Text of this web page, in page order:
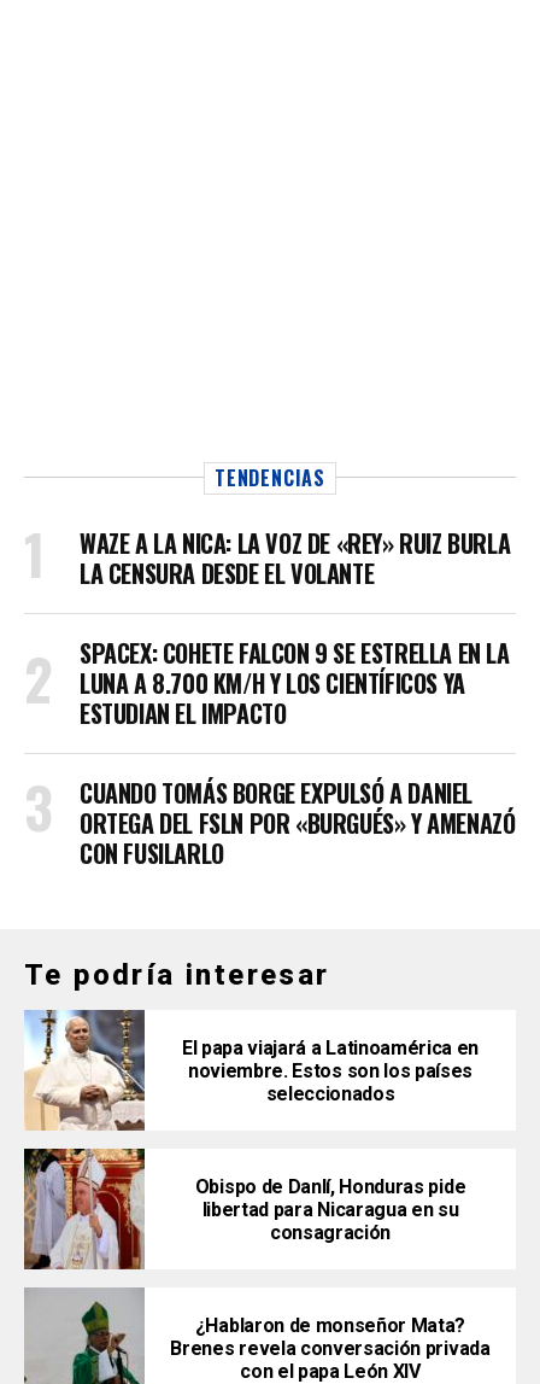
TENDENCIAS
WAZE A LA NICA: LA VOZ DE «REY» RUIZ BURLA
LA CENSURA DESDE EL VOLANTE
SPACEX: COHETE FALCON 9 SE ESTRELLA EN LA
LUNA A 8.700 KM/H Y LOS CIENTÍFICOS YA
ESTUDIAN EL IMPACTO
CUANDO TOMÁS BORGE EXPULSÓ A DANIEL
ORTEGA DEL FSLN POR «BURGUÉS» Y AMENAZÓ
CON FUSILARLO
Te podría interesar
El papa viajará a Latinoamérica en
noviembre. Estos son los países
seleccionados
Obispo de Danlí, Honduras pide
libertad para Nicaragua en su
consagración
¿Hablaron de monseñor Mata?
Brenes revela conversación privada
con el papa León XIV